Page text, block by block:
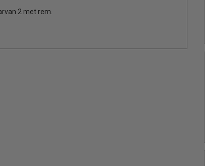
2 met rem.